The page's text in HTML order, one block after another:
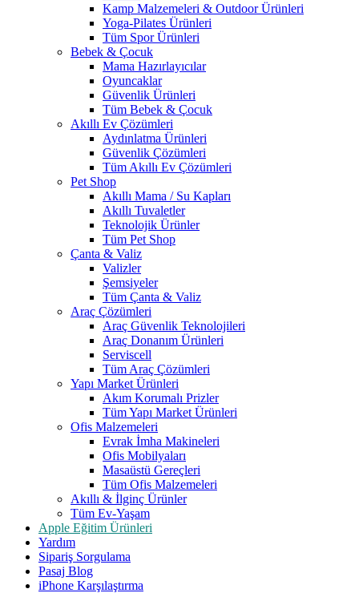
Kamp Malzemeleri & Outdoor Ürünleri
Yoga-Pilates Ürünleri
Tüm Spor Ürünleri
Bebek & Çocuk
Mama Hazırlayıcılar
Oyuncaklar
Güvenlik Ürünleri
Tüm Bebek & Çocuk
Akıllı Ev Çözümleri
Aydınlatma Ürünleri
Güvenlik Çözümleri
Tüm Akıllı Ev Çözümleri
Pet Shop
Akıllı Mama / Su Kapları
Akıllı Tuvaletler
Teknolojik Ürünler
Tüm Pet Shop
Çanta & Valiz
Valizler
Şemsiyeler
Tüm Çanta & Valiz
Araç Çözümleri
Araç Güvenlik Teknolojileri
Araç Donanım Ürünleri
Serviscell
Tüm Araç Çözümleri
Yapı Market Ürünleri
Akım Korumalı Prizler
Tüm Yapı Market Ürünleri
Ofis Malzemeleri
Evrak İmha Makineleri
Ofis Mobilyaları
Masaüstü Gereçleri
Tüm Ofis Malzemeleri
Akıllı & İlginç Ürünler
Tüm Ev-Yaşam
Apple Eğitim Ürünleri
Yardım
Sipariş Sorgulama
Pasaj Blog
iPhone Karşılaştırma